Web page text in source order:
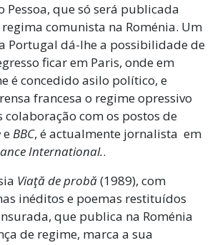
Pessoa, que só será publicada
comunista na Roménia. Um
Portugal dá-lhe a possibilidade de
ficar em Paris, onde em
é concedido asilo político, e
francesa o regime opressivo
colaboração com os postos de
eBBC, é actualmente jornalista em
International..
Viaţă de probă(1989), com
inéditos e poemas restituídos
que publica na Roménia
de regime, marca a sua